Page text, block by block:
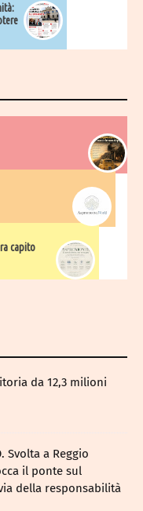
capito
da 12,3 milioni
Svolta a Reggio
il ponte sul
della responsabilità